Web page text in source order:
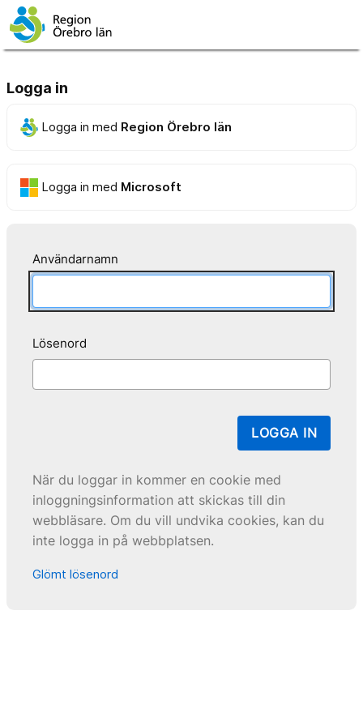
Logga in
Logga in med Region Örebro län
Logga in med Microsoft
Användarnamn
Lösenord
LOGGA IN
När du loggar in kommer en cookie med
inloggningsinformation att skickas till din
webbläsare. Om du vill undvika cookies, kan du
inte logga in på webbplatsen.
Glömt lösenord